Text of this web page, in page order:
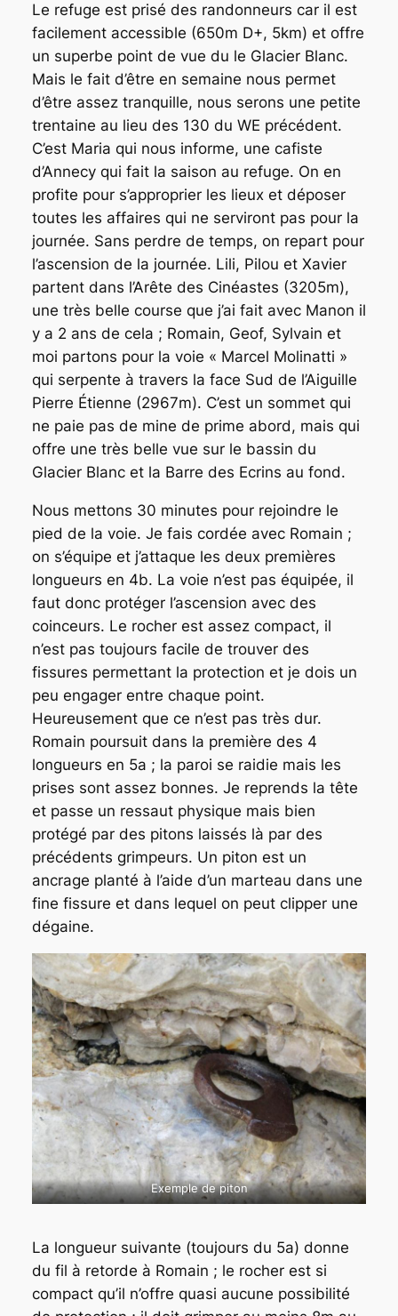
Le refuge est prisé des randonneurs car il est
facilement accessible (650m D+, 5km) et offre
un superbe point de vue du le Glacier Blanc.
Mais le fait d’être en semaine nous permet
d’être assez tranquille, nous serons une petite
trentaine au lieu des 130 du WE précédent.
C’est Maria qui nous informe, une cafiste
d’Annecy qui fait la saison au refuge. On en
profite pour s’approprier les lieux et déposer
toutes les affaires qui ne serviront pas pour la
journée. Sans perdre de temps, on repart pour
l’ascension de la journée. Lili, Pilou et Xavier
partent dans l’Arête des Cinéastes (3205m),
une très belle course que j’ai fait avec Manon il
y a 2 ans de cela ; Romain, Geof, Sylvain et
moi partons pour la voie « Marcel Molinatti »
qui serpente à travers la face Sud de l’Aiguille
Pierre Étienne (2967m). C’est un sommet qui
ne paie pas de mine de prime abord, mais qui
offre une très belle vue sur le bassin du
Glacier Blanc et la Barre des Ecrins au fond.
Nous mettons 30 minutes pour rejoindre le
pied de la voie. Je fais cordée avec Romain ;
on s’équipe et j’attaque les deux premières
longueurs en 4b. La voie n’est pas équipée, il
faut donc protéger l’ascension avec des
coinceurs. Le rocher est assez compact, il
n’est pas toujours facile de trouver des
fissures permettant la protection et je dois un
peu engager entre chaque point.
Heureusement que ce n’est pas très dur.
Romain poursuit dans la première des 4
longueurs en 5a ; la paroi se raidie mais les
prises sont assez bonnes. Je reprends la tête
et passe un ressaut physique mais bien
protégé par des pitons laissés là par des
précédents grimpeurs. Un piton est un
ancrage planté à l’aide d’un marteau dans une
fine fissure et dans lequel on peut clipper une
dégaine.
Exemple de piton
La longueur suivante (toujours du 5a) donne
du fil à retorde à Romain ; le rocher est si
compact qu’il n’offre quasi aucune possibilité